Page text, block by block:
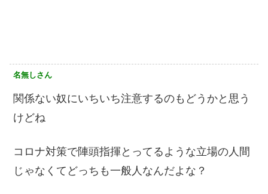
名無しさん
関係ない奴にいちいち注意するのもどうかと思う
けどね
コロナ対策で陣頭指揮とってるような立場の人間
じゃなくてどっちも一般人なんだよな？